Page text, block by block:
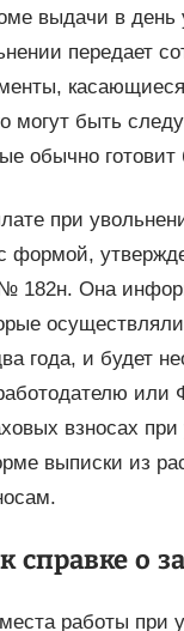
выдачи в день
передает
могут быть
обычно готовит
при
формой,
182н. Она
года, и будет
или
взносах
выписки из
справке о
работы при